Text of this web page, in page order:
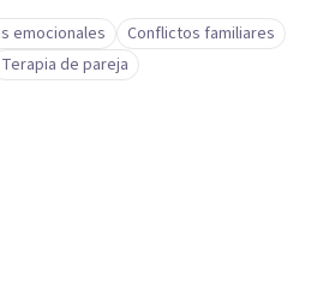
emocionales
Conflictos familiares
Terapia de pareja